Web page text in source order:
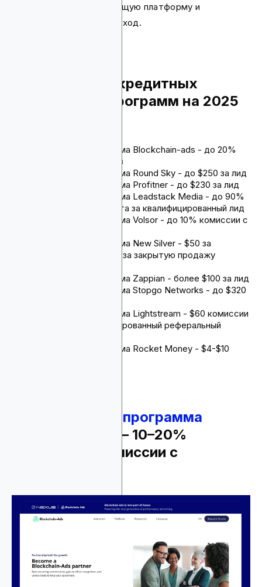
как определить подходящую платформу и
максимизировать ваш доход.
Список топ-10 кредитных
партнерских программ на 2025
Партнерская программа Blockchain-ads - до 20%
комиссии с рефералов
Партнерская программа Round Sky - до $250 за лид
Партнерская программа Profitner - до $230 за лид
Партнерская программа Leadstack Media - до 90%
комиссии, $300 выплата за квалифицированный лид
Партнерская программа Volsor - до 10% комиссии с
Партнерская программа New Silver - $50 за
созданный лид, 50 б.п. за закрытую продажу
Партнерская программа Zappian - более $100 за лид
Партнерская программа Stopgo Networks - до $320
Партнерская программа Lightstream - $60 комиссии
за каждый профинансированный реферальный
Партнерская программа Rocket Money - $4-$10
Партнерская программа
– 10–20%
регулярной комиссии с